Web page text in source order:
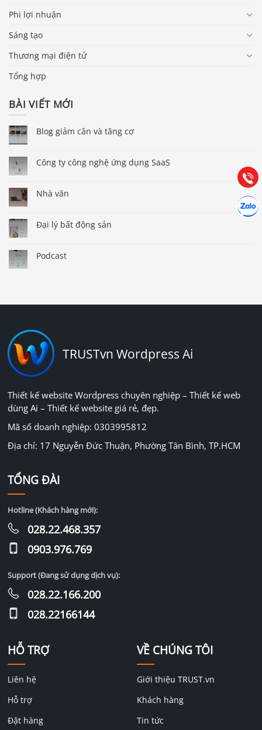
Phi lợi nhuận
Sáng tạo
Thương mại điện tử
Tổng hợp
BÀI VIẾT MỚI
Blog giảm cân và tăng cơ
Công ty công nghệ ứng dụng SaaS
Nhà văn
Đại lý bất động sản
Podcast
TRUSTvn Wordpress Ai
Thiết kế website Wordpress chuyên nghiệp – Thiết kế web
dùng Ai – Thiết kế website giá rẻ, đẹp.
Mã số doanh nghiệp: 0303995812
Địa chỉ: 17 Nguyễn Đức Thuận, Phường Tân Bình, TP.HCM
HỖ TRỢ
Liên hệ
Hỗ trợ
Đặt hàng
VỀ CHÚNG TÔI
Giới thiệu TRUST.vn
Khách hàng
Tin tức
TỔNG ĐÀI
Hotline (Khách hàng mới):
028.22.468.357
0903.976.769
Support (Đang sử dụng dịch vụ):
028.22.166.200
028.22166144
Gọi
(028) 22.166.144
Chát